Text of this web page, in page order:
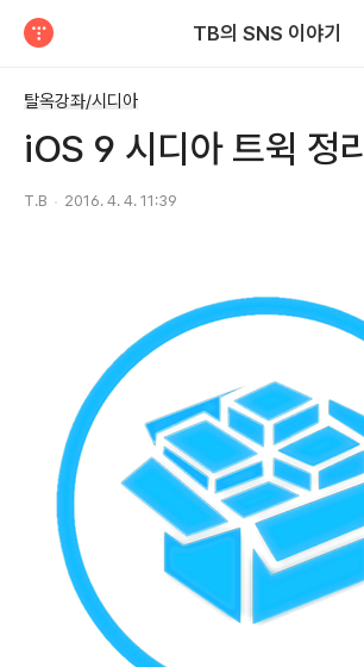
TB의 SNS 이야기
탈옥강좌/시디아
iOS 9 시디아 트윅 정리
T.B 2016. 4. 4. 11:39